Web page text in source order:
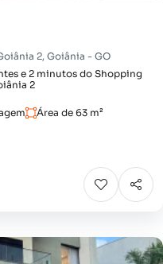
2, Goiânia - GO
e 2 minutos do Shopping
2
Área de 63 m²